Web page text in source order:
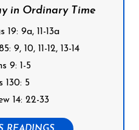
in Ordinary Time
19: 9a, 11-13a
9, 10, 11-12, 13-14
9: 1-5
130: 5
14: 22-33